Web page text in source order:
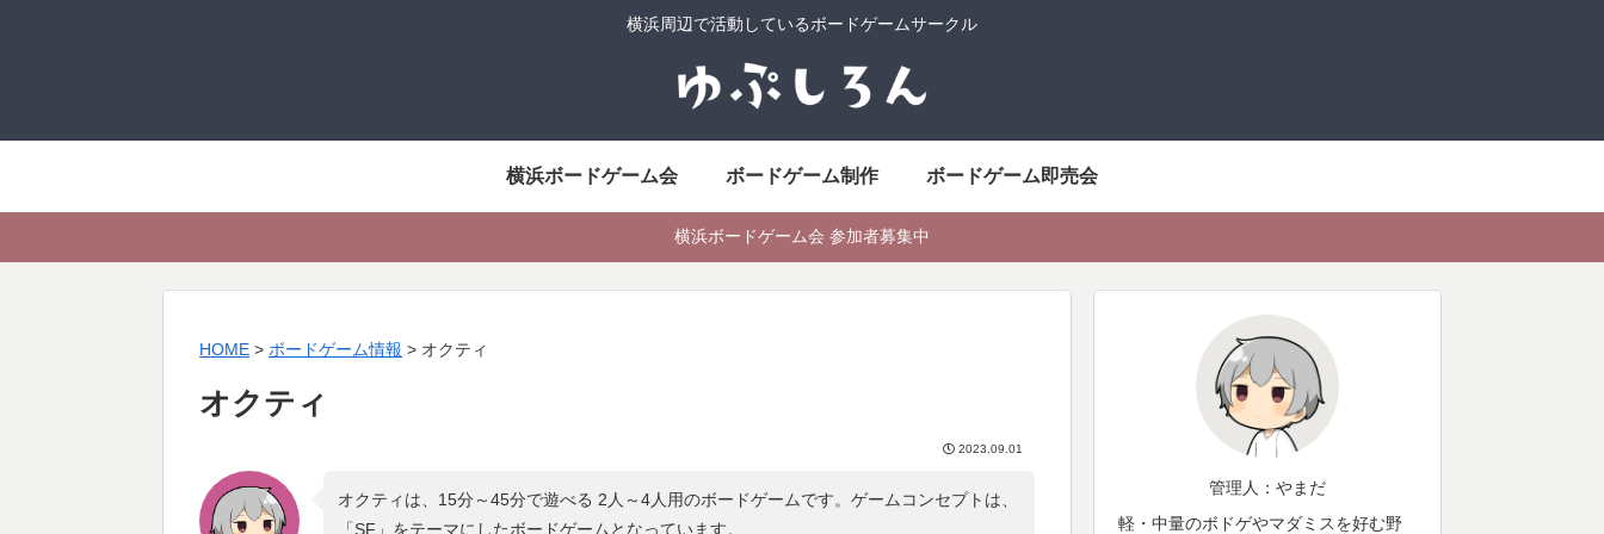
横浜周辺で活動しているボードゲームサークル
横浜ボードゲーム会 ボードゲーム制作 ボードゲーム即売会
横浜ボードゲーム会 参加者募集中
HOME > ボードゲーム情報 > オクティ
オクティ
2023.09.01
オクティは、15分～45分で遊べる 2人～4人用のボードゲームです。ゲームコンセプトは、
「SF 」をテーマにしたボードゲームとなっています。
管理人：やまだ
軽・中量のボドゲやマダミスを好む野